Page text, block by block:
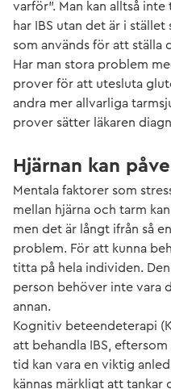
varför”. Man kan alltså
har IBS utan det är i
som används för att ställa
Har man stora problem
prover för att utesluta
andra mer allvarliga
prover sätter läkaren
Hjärnan kan
Mentala faktorer som
mellan hjärna och tarm
men det är långt ifrån så
problem. För att kunna
titta på hela individen.
person behöver inte vara
annan.
Kognitiv beteendeterapi
att behandla IBS,
tid kan vara en viktig
kännas märkligt att